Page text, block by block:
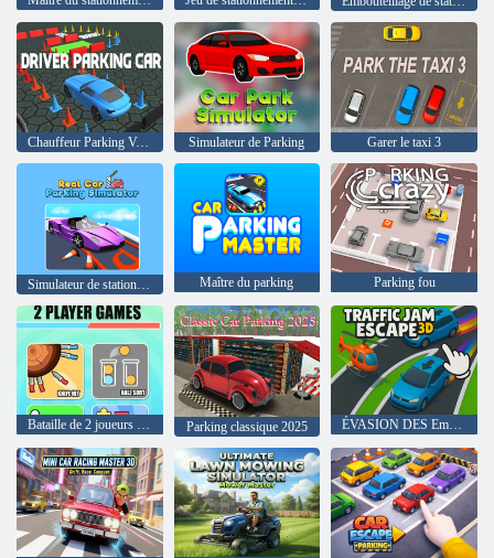
Chauffeur Parking Voiture Simulateur de Parking Garer le taxi 3
Maître du parking Parking fou
Bataille de 2 joueurs 1v1 Parking classique 2025 ÉVASION DES Embouteillages 3D